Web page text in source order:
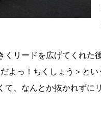
くリードを広げてくれた
よっ！ちくしょう＞と
て、なんとか抜かれず